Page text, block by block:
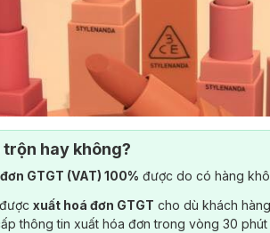
trộn hay không?
GTGT (VAT) 100% được do có hàng
xuất hoá đơn GTGT cho dù khách
thông tin xuất hóa đơn trong vòng 30